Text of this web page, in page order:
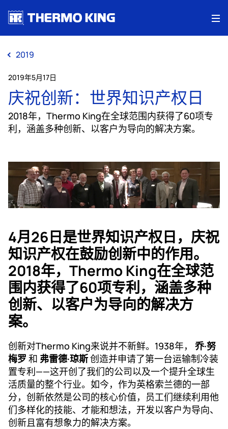
2019
2019年5月17日
庆祝创新：世界知识产权日
2018年，Thermo King在全球范围内获得了60项专
利，涵盖多种创新、以客户为导向的解决方案。
4月26日是世界知识产权日，庆祝
知识产权在鼓励创新中的作用。
2018年，Thermo King在全球范
围内获得了60项专利，涵盖多种
创新、以客户为导向的解决方
案。
创新对Thermo King来说并不新鲜。1938年， 乔·努
梅罗 和 弗雷德·琼斯创造并申请了第一台运输制冷装
置专利——这开创了我们的公司以及一个提升全球生
活质量的整个行业。如今，作为英格索兰德的一部
分，创新依然是公司的核心价值，员工们继续利用他
们多样化的技能、才能和想法，开发以客户为导向、
创新且富有想象力的解决方案。